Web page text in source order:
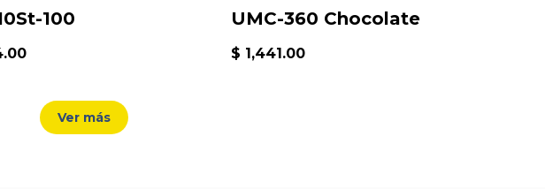
100 UMC-360 Chocolate
$ 1,441.00
Ver más